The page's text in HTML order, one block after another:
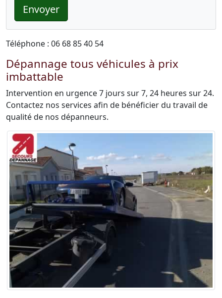
Envoyer
Téléphone : 06 68 85 40 54
Dépannage tous véhicules à prix
imbattable
Intervention en urgence 7 jours sur 7, 24 heures sur 24.
Contactez nos services afin de bénéficier du travail de
qualité de nos dépanneurs.